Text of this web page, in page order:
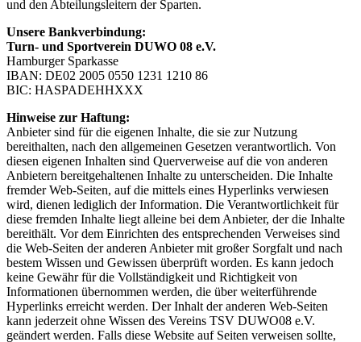
und den Abteilungsleitern der Sparten.
Unsere Bankverbindung:
Turn- und Sportverein DUWO 08 e.V.
Hamburger Sparkasse
IBAN: DE02 2005 0550 1231 1210 86
BIC: HASPADEHHXXX
Hinweise zur Haftung:
Anbieter sind für die eigenen Inhalte, die sie zur Nutzung
bereithalten, nach den allgemeinen Gesetzen verantwortlich. Von
diesen eigenen Inhalten sind Querverweise auf die von anderen
Anbietern bereitgehaltenen Inhalte zu unterscheiden. Die Inhalte
fremder Web-Seiten, auf die mittels eines Hyperlinks verwiesen
wird, dienen lediglich der Information. Die Verantwortlichkeit für
diese fremden Inhalte liegt alleine bei dem Anbieter, der die Inhalte
bereithält. Vor dem Einrichten des entsprechenden Verweises sind
die Web-Seiten der anderen Anbieter mit großer Sorgfalt und nach
bestem Wissen und Gewissen überprüft worden. Es kann jedoch
keine Gewähr für die Vollständigkeit und Richtigkeit von
Informationen übernommen werden, die über weiterführende
Hyperlinks erreicht werden. Der Inhalt der anderen Web-Seiten
kann jederzeit ohne Wissen des Vereins TSV DUWO08 e.V.
geändert werden. Falls diese Website auf Seiten verweisen sollte,